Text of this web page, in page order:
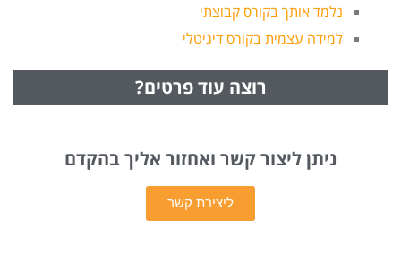
נלמד אותך בקורס קבוצתי
למידה עצמית בקורס דיגיטלי
רוצה עוד פרטים?
ניתן ליצור קשר ואחזור אליך בהקדם
ליצירת קשר